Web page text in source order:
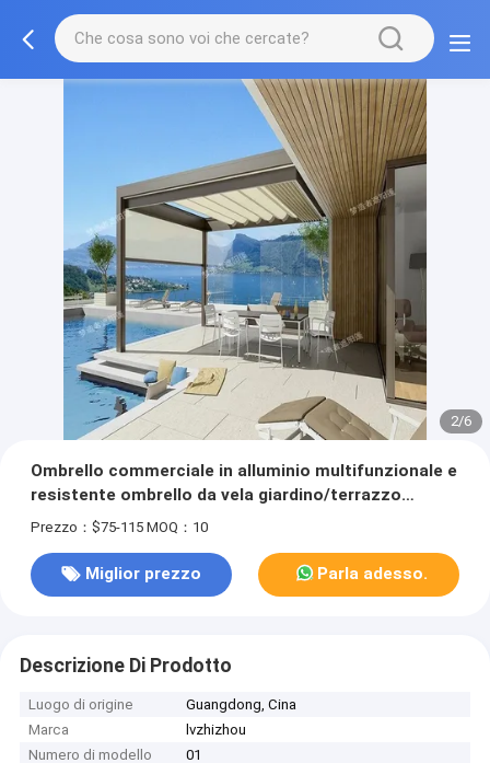
2/6
Ombrello commerciale in alluminio multifunzionale e
resistente ombrello da vela giardino/terrazzo
gazebo ombrello retrattile
Prezzo：$75-115 MOQ：10
Miglior prezzo Parla adesso.
Descrizione Di Prodotto
Luogo di origine
Guangdong, Cina
Marca
lvzhizhou
Numero di modello
01